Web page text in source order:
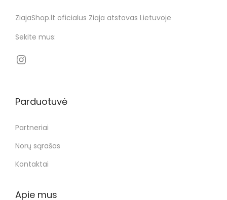
ZiajaShop.lt oficialus Ziaja atstovas Lietuvoje
Sekite mus:
Parduotuvė
Partneriai
Norų sąrašas
Kontaktai
Apie mus